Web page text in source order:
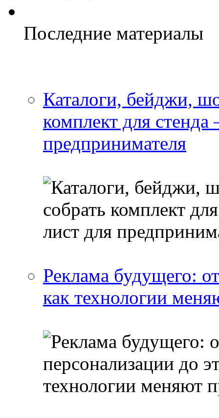
Последние материалы
Каталоги, бейджи,
комплект для
предпринимателя
Реклама будущего:
как технологии